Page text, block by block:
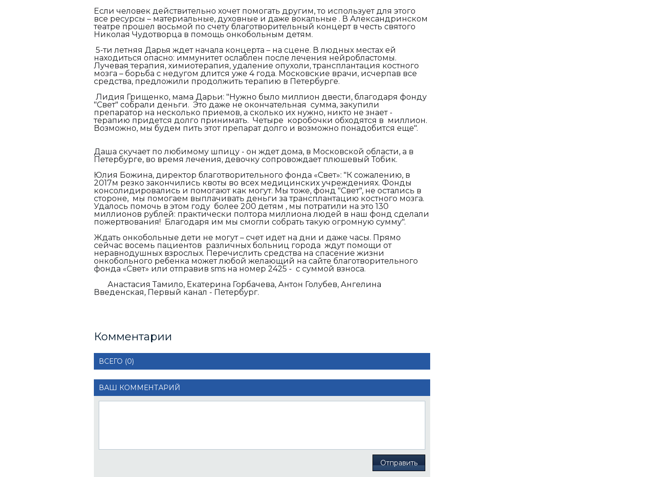
Если человек действительно хочет помогать другим, то использует для этого
все ресурсы – материальные, духовные и даже вокальные . В Александринском
театре прошел восьмой по счету благотворительный концерт в честь святого
Николая Чудотворца в помощь онкобольным детям.
5-ти летняя Дарья ждет начала концерта – на сцене. В людных местах ей
находиться опасно: иммунитет ослаблен после лечения нейробластомы.
Лучевая терапия, химиотерапия, удаление опухоли, трансплантация костного
мозга – борьба с недугом длится уже 4 года. Московские врачи, исчерпав все
средства, предложили продолжить терапию в Петербурге.
Лидия Грищенко, мама Дарьи: "Нужно было миллион двести, благодаря фонду
"Свет" собрали деньги. Это даже не окончательная сумма, закупили
препаратор на несколько приемов, а сколько их нужно, никто не знает -
терапию придется долго принимать. Четыре коробочки обходятся в миллион.
Возможно, мы будем пить этот препарат долго и возможно понадобится еще".
Даша скучает по любимому шпицу - он ждет дома, в Московской области, а в
Петербурге, во время лечения, девочку сопровождает плюшевый Тобик.
Юлия Божина, директор благотворительного фонда «Свет»: "К сожалению, в
2017м резко закончились квоты во всех медицинских учреждениях. Фонды
консолидировались и помогают как могут. Мы тоже, фонд "Свет", не остались в
стороне, мы помогаем выплачивать деньги за трансплантацию костного мозга.
Удалось помочь в этом году более 200 детям , мы потратили на это 130
миллионов рублей: практически полтора миллиона людей в наш фонд сделали
пожертвования! Благодаря им мы смогли собрать такую огромную сумму".
Ждать онкобольные дети не могут – счет идет на дни и даже часы. Прямо
сейчас восемь пациентов различных больниц города ждут помощи от
неравнодушных взрослых. Перечислить средства на спасение жизни
онкобольного ребенка может любой желающий на сайте благотворительного
фонда «Свет» или отправив sms на номер 2425 - с суммой взноса.
Анастасия Тамило, Екатерина Горбачева, Антон Голубев, Ангелина
Введенская, Первый канал - Петербург.
Комментарии
ВСЕГО (0)
ВАШ КОММЕНТАРИЙ
Отправить